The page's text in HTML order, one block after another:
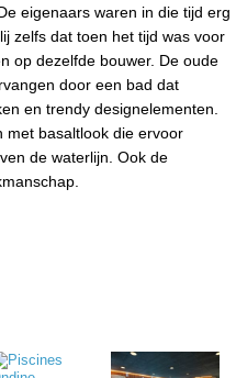
eigenaars waren in die tijd erg
zelfs dat toen het tijd was voor
op dezelfde bouwer. De oude
door een bad dat
en trendy designelementen.
met basaltlook die ervoor
de waterlijn. Ook de